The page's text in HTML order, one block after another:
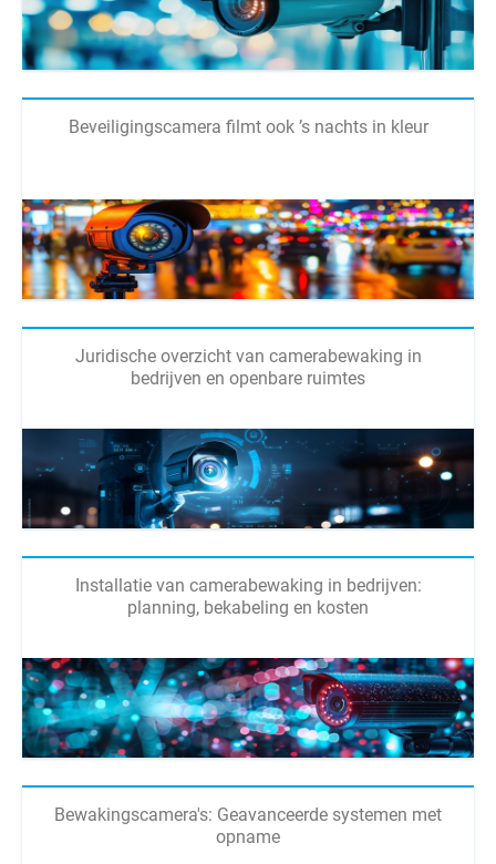
Beveiligingscamera filmt ook ’s nachts in kleur
Juridische overzicht van camerabewaking in
bedrijven en openbare ruimtes
Installatie van camerabewaking in bedrijven:
planning, bekabeling en kosten
Bewakingscamera's: Geavanceerde systemen met
opname